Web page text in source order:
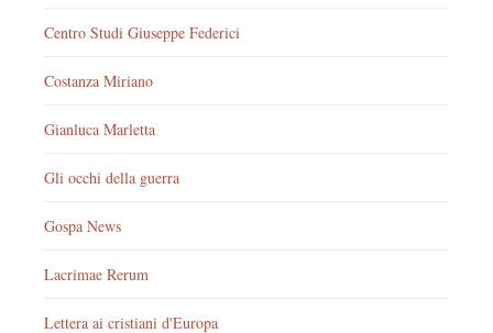
Centro Studi Giuseppe Federici
Costanza Miriano
Gianluca Marletta
Gli occhi della guerra
Gospa News
Lacrimae Rerum
Lettera ai cristiani d'Europa